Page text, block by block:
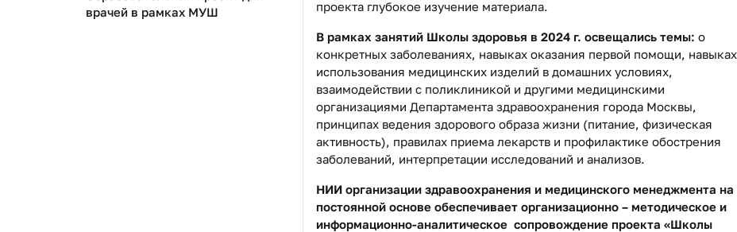
врачей в рамках МУШ
проекта глубокое изучение материала.
В рамках занятий Школы здоровья в 2024 г. освещались темы: о
конкретных заболеваниях, навыках оказания первой помощи, навыках
использования медицинских изделий в домашних условиях,
взаимодействии с поликлиникой и другими медицинскими
организациями Департамента здравоохранения города Москвы,
принципах ведения здорового образа жизни (питание, физическая
активность), правилах приема лекарств и профилактике обострения
заболеваний, интерпретации исследований и анализов.
НИИ организации здравоохранения и медицинского менеджмента на
постоянной основе обеспечивает организационно – методическое и
информационно-аналитическое сопровождение проекта «Школы